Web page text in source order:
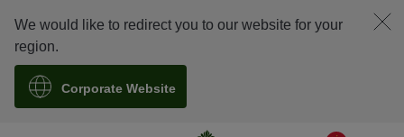
We would like to redirect you to our website for your
region.
Corporate Website